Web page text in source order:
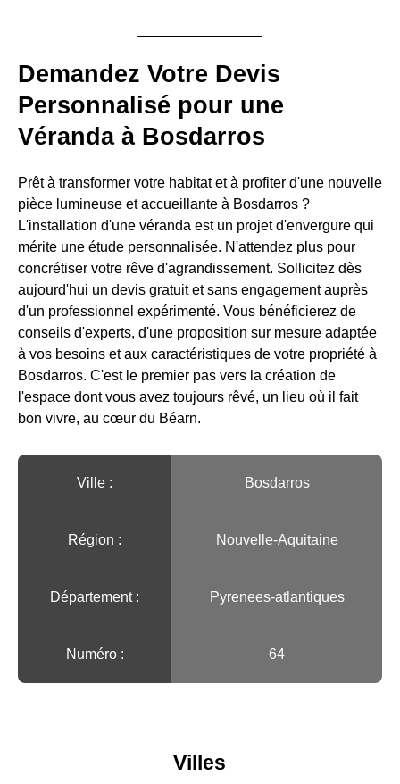
Demandez Votre Devis
Personnalisé pour une
Véranda à Bosdarros
Prêt à transformer votre habitat et à profiter d'une nouvelle
pièce lumineuse et accueillante à Bosdarros ?
L'installation d'une véranda est un projet d'envergure qui
mérite une étude personnalisée. N'attendez plus pour
concrétiser votre rêve d'agrandissement. Sollicitez dès
aujourd'hui un devis gratuit et sans engagement auprès
d'un professionnel expérimenté. Vous bénéficierez de
conseils d'experts, d'une proposition sur mesure adaptée
à vos besoins et aux caractéristiques de votre propriété à
Bosdarros. C'est le premier pas vers la création de
l'espace dont vous avez toujours rêvé, un lieu où il fait
bon vivre, au cœur du Béarn.
Ville :️ Bosdarros
Région :️ Nouvelle-Aquitaine
Département : Pyrenees-atlantiques
Numéro : 64
Villes